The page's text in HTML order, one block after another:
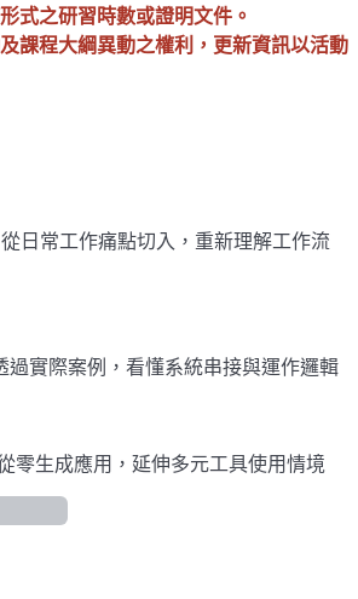
式之研習時數或證明文件。
課程大綱異動之權利，更新資訊以活動
日常工作痛點切入，重新理解工作流
過實際案例，看懂系統串接與運作邏輯
零生成應用，延伸多元工具使用情境